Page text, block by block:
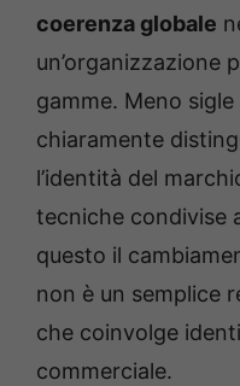
coerenza globale
un’organizzazione
gamme. Meno
chiaramente
l’identità del
tecniche condivise
questo il
non è un semplice
che coinvolge
commerciale.